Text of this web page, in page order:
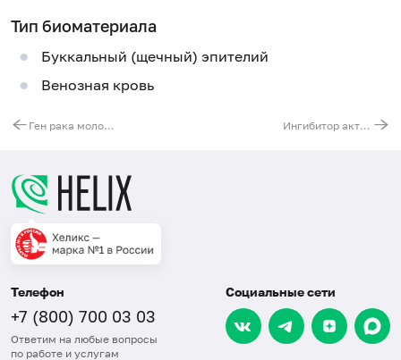
Тип биоматериала
Буккальный (щечный) эпителий
Венозная кровь
Ген рака молочной железы 1 (BRCA1). Выявление мутации 4153delA (нарушение структуры белка) Ингибитор активатора плазминогена (SERPINE1). Выявление мутации 5G(-675)4G (регуляторная область)
Телефон
+7 (800) 700 03 03
Ответим на любые вопросы
по работе и услугам
Социальные сети